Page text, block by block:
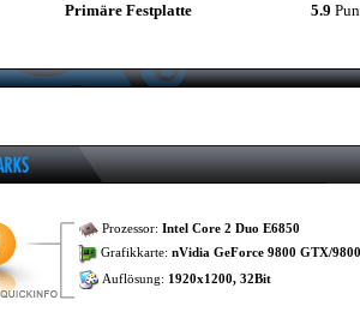
Primäre Festplatte
5.9
Prozessor: Intel Core 2 Duo E6850
Grafikkarte: nVidia GeForce 9800 GTX/
Auflösung: 1920x1200, 32Bit